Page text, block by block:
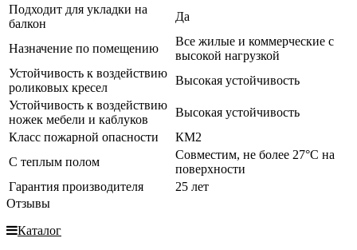
Подходит для укладки на
балкон
Да
Назначение по помещению
Все жилые и коммерческие с
высокой нагрузкой
Устойчивость к воздействию
роликовых кресел
Высокая устойчивость
Устойчивость к воздействию
ножек мебели и каблуков
Высокая устойчивость
Класс пожарной опасности
КМ2
С теплым полом
Совместим, не более 27°C на
поверхности
Гарантия производителя
25 лет
Отзывы
Каталог